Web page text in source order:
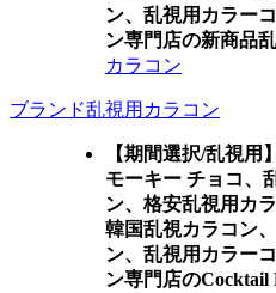
ン、乱視用カラー
ン専門店の新商品
カラコン
ブランド乱視用カラコン
【期間選択/乱視用
モーキー チョコ、
ン、格安乱視用カ
韓国乱視カラコン
ン、乱視用カラー
ン専門店のCocktail